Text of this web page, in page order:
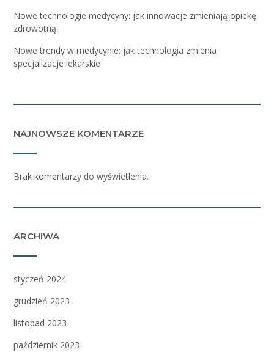
Nowe technologie medycyny: jak innowacje zmieniają opiekę
zdrowotną
Nowe trendy w medycynie: jak technologia zmienia
specjalizacje lekarskie
NAJNOWSZE KOMENTARZE
Brak komentarzy do wyświetlenia.
ARCHIWA
styczeń 2024
grudzień 2023
listopad 2023
październik 2023